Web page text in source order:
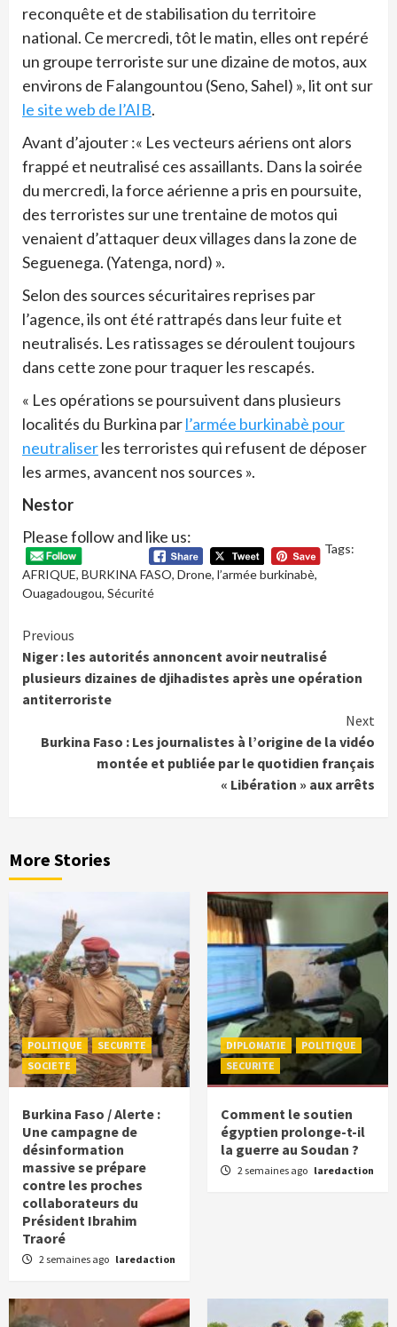
reconquête et de stabilisation du territoire
national. Ce mercredi, tôt le matin, elles ont repéré
un groupe terroriste sur une dizaine de motos, aux
environs de Falangountou (Seno, Sahel) », lit ont sur
le site web de l’AIB.
Avant d’ajouter :« Les vecteurs aériens ont alors
frappé et neutralisé ces assaillants. Dans la soirée
du mercredi, la force aérienne a pris en poursuite,
des terroristes sur une trentaine de motos qui
venaient d’attaquer deux villages dans la zone de
Seguenega. (Yatenga, nord) ».
Selon des sources sécuritaires reprises par
l’agence, ils ont été rattrapés dans leur fuite et
neutralisés. Les ratissages se déroulent toujours
dans cette zone pour traquer les rescapés.
« Les opérations se poursuivent dans plusieurs
localités du Burkina parl’armée burkinabè pour
neutraliserles terroristes qui refusent de déposer
les armes, avancent nos sources ».
Nestor
Please follow and like us:
Tags:
AFRIQUE, BURKINA FASO, Drone, l’armée burkinabè,
Ouagadougou, Sécurité
Continue
Reading
Previous
Niger : les autorités annoncent avoir neutralisé
plusieurs dizaines de djihadistes après une opération
antiterroriste
Next
Burkina Faso : Les journalistes à l’origine de la vidéo
montée et publiée par le quotidien français
« Libération » aux arrêts
More Stories
POLITIQUE
SECURITE
SOCIETE
Burkina Faso / Alerte :
Une campagne de
désinformation
massive se prépare
contre les proches
collaborateurs du
Président Ibrahim
Traoré
2 semaines ago laredaction
DIPLOMATIE
POLITIQUE
SECURITE
Comment le soutien
égyptien prolonge-t-il
la guerre au Soudan ?
2 semaines ago laredaction